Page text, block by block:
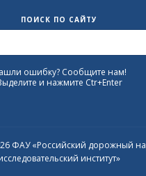
ПОИСК ПО САЙТУ
ошибку? Сообщите нам!
и нажмите Ctr+Enter
ФАУ «Российский дорожный
институт»